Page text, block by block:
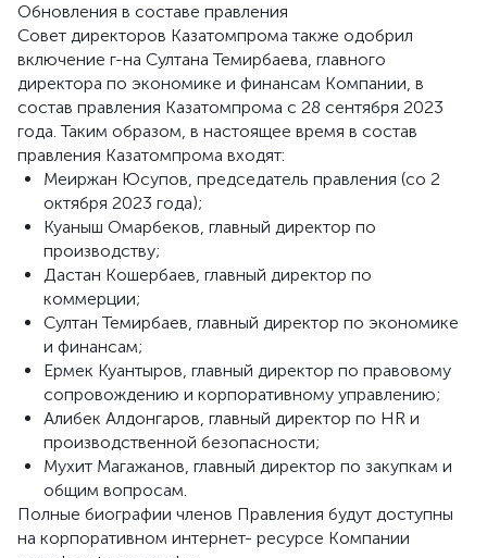
Обновления в составе правления
Совет директоров Казатомпрома также одобрил
включение г-на Султана Темирбаева, главного
директора по экономике и финансам Компании, в
состав правления Казатомпрома с 28 сентября 2023
года. Таким образом, в настоящее время в состав
правления Казатомпрома входят:
Меиржан Юсупов, председатель правления (со 2
октября 2023 года);
Куаныш Омарбеков, главный директор по
производству;
Дастан Кошербаев, главный директор по
коммерции;
Султан Темирбаев, главный директор по экономике
и финансам;
Ермек Куантыров, главный директор по правовому
сопровождению и корпоративному управлению;
Алибек Алдонгаров, главный директор по HR и
производственной безопасности;
Мухит Магажанов, главный директор по закупкам и
общим вопросам.
Полные биографии членов Правления будут доступны
на корпоративном интернет- ресурсе Компании